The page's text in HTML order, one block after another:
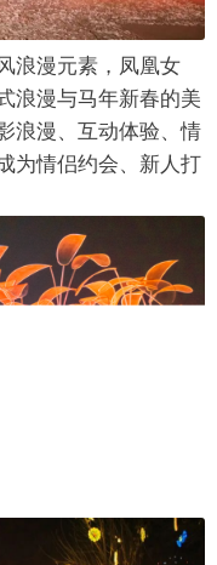
浪漫元素，凤凰女
浪漫与马年新春的美
浪漫、互动体验、情
为情侣约会、新人打